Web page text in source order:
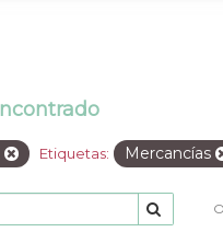
Etiquetas: Mercancías